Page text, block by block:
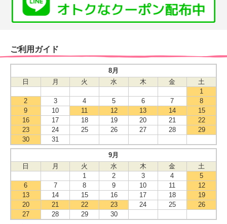
ご利用ガイド
8月
日
月 火 水 木 金
土
1
2
3 4 5 6 7
8
9
10 11 12 13 14
15
16
17 18 19 20 21
22
23
24 25 26 27 28
29
30
31
9月
日
月 火 水 木 金
土
1
2 3 4
5
6
7 8 9 10 11
12
13
14 15 16 17 18
19
20
21 22 23 24 25
26
27
28 29 30